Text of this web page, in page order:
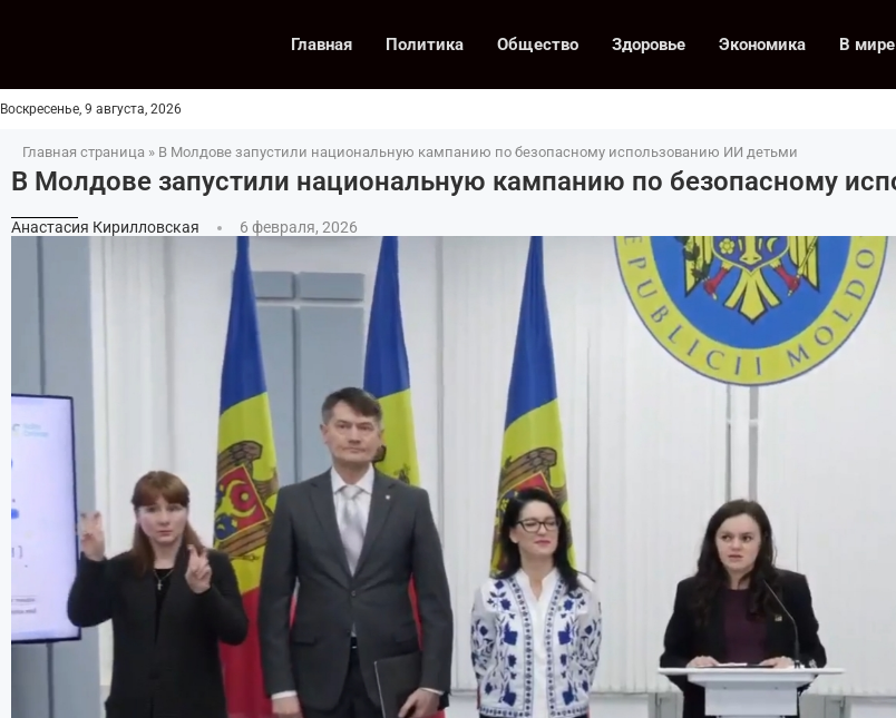
Главная Политика Общество Здоровье Экономика В мире
Воскресенье, 9 августа, 2026
Главная страница » В Молдове запустили национальную кампанию по безопасному использованию ИИ детьми
В Молдове запустили национальную кампанию по безопасному
Анастасия Кирилловская 6 февраля, 2026